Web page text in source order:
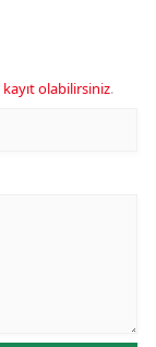
kayıt olabilirsiniz.